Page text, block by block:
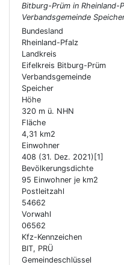
Bitburg-Prüm in Rheinland-
Verbandsgemeinde
Bundesland
Rheinland-Pfalz
Landkreis
Eifelkreis Bitburg-Prüm
Verbandsgemeinde
Speicher
Höhe
320 m ü. NHN
Fläche
4,31 km2
Einwohner
408 (31. Dez. 2021)[1]
Bevölkerungsdichte
95 Einwohner je km2
Postleitzahl
54662
Vorwahl
06562
Kfz-Kennzeichen
BIT, PRÜ
Gemeindeschlüssel